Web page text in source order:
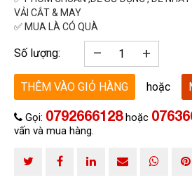
VẢI CẮT & MAY
✅ MUA LÀ CÓ QUÀ
Số lượng: – +
THÊM VÀO GIỎ HÀNG hoặc
Gọi: 0792666128hoặc
vấn và mua hàng.